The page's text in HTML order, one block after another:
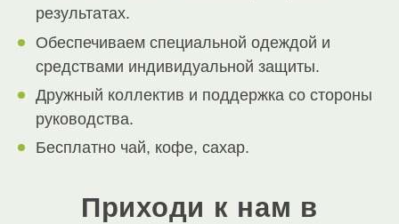
результатах.
Обеспечиваем специальной одеждой и
средствами индивидуальной защиты.
Дружный коллектив и поддержка со стороны
руководства.
Бесплатно чай, кофе, сахар.
Приходи к нам в